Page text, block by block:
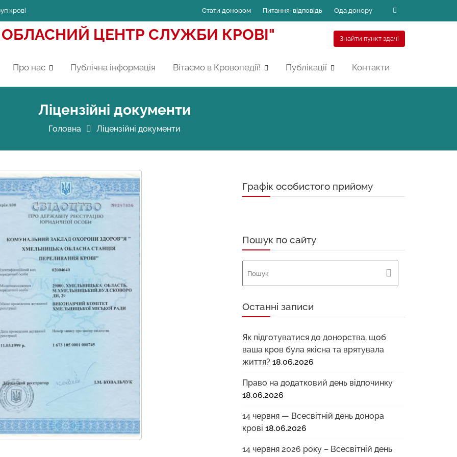
крові Стати донором Питання-відповідь Ода донору
ЦЕНТР СЛУЖБИ КРОВІ" Знайти пункт здачі
Про нас Публічна інформація Вітаємо в Кровопедії! Публікації Контакти
Ліцензійні документи
Головна Ліцензійні документи
Графік особистого прийому
Пошук по сайту
Останні записи
Як підготуватися до донорства, щоб
ваша кров була якісна та врятувала
життя? 18.06.2026
Право на додатковий день відпочинку
18.06.2026
14 червня — Всесвітній день донора
крові 18.06.2026
14 червня 2026 року – Всесвітній день